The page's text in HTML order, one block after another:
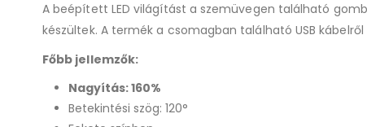
A beépített LED világítást a szemüvegen található
készültek. A termék a csomagban található USB
Főbb jellemzők:
Nagyítás: 160%
Betekintési szög: 120°